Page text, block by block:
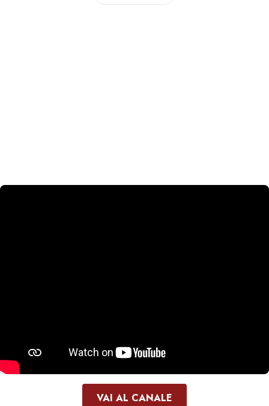
VAI AL CANALE